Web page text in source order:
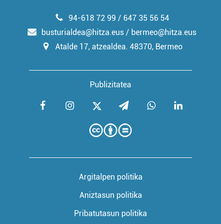
Publizitatea
94-618 72 99 / 647 35 56 54
busturialdea@hitza.eus / bermeo@hitza.eus
Atalde 17, atzealdea. 48370, Bermeo
Argitalpen politika
Aniztasun politika
Pribatutasun politika